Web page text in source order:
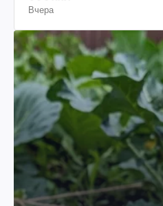
Социум
Какие три вещи
собаки
Вчера